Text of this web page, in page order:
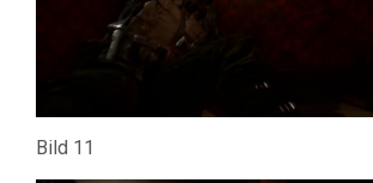
Bild 11